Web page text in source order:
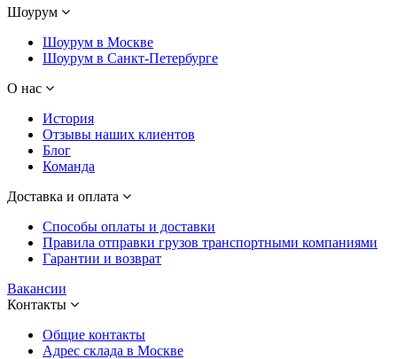
Шоурум
Шоурум в Москве
Шоурум в Санкт-Петербурге
О нас
История
Отзывы наших клиентов
Блог
Команда
Доставка и оплата
Способы оплаты и доставки
Правила отправки грузов транспортными компаниями
Гарантии и возврат
Вакансии
Контакты
Общие контакты
Адрес склада в Москве